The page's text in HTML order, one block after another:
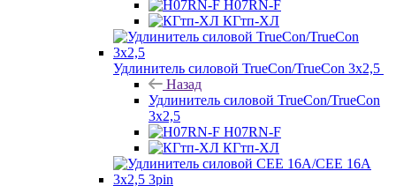
H07RN-F
КГтп-ХЛ
Удлинитель силовой TrueCon/TrueCon 3х2,5
Назад
Удлинитель силовой TrueCon/TrueCon
3х2,5
H07RN-F
КГтп-ХЛ